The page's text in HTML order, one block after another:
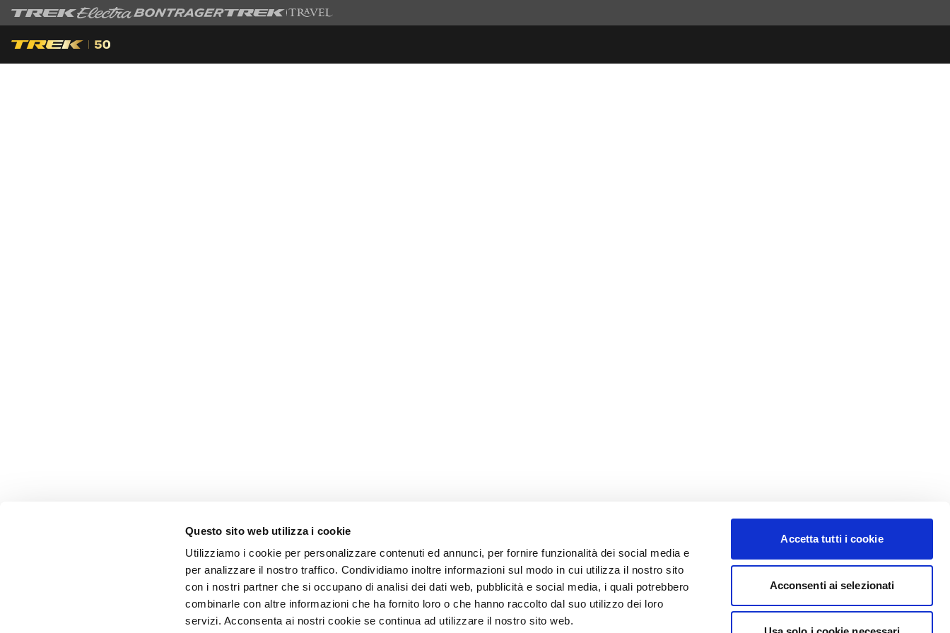
Questo sito web utilizza i cookie
Utilizziamo i cookie per personalizzare contenuti ed annunci, per fornire funzionalità dei social media e
per analizzare il nostro traffico. Condividiamo inoltre informazioni sul modo in cui utilizza il nostro sito
con i nostri partner che si occupano di analisi dei dati web, pubblicità e social media, i quali potrebbero
combinarle con altre informazioni che ha fornito loro o che hanno raccolto dal suo utilizzo dei loro
servizi. Acconsenta ai nostri cookie se continua ad utilizzare il nostro sito web.
Accetta tutti i cookie
Acconsenti ai selezionati